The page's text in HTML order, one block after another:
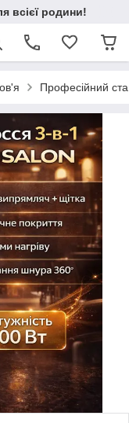
всієї родини!
Професійний